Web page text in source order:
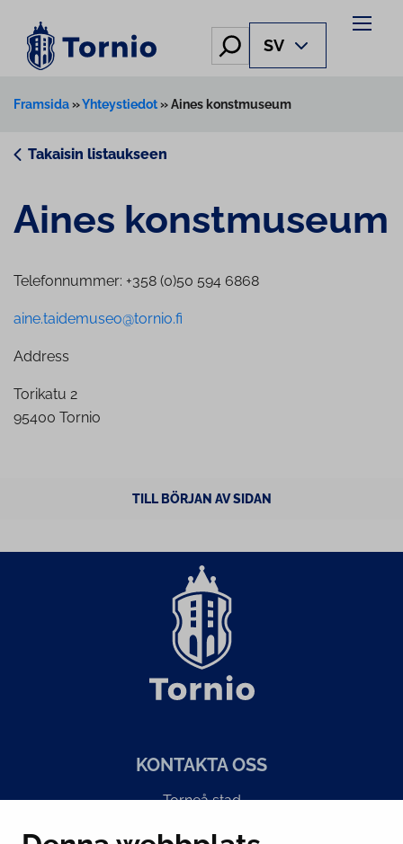
content
Hae SV
Framsida»Yhteystiedot»Aines konstmuseum
Takaisin listaukseen
Aines konstmuseum
Telefonnummer: +358 (0)50 594 6868
aine.taidemuseo@tornio.fi
Address
Torikatu 2
95400 Tornio
TILL BÖRJAN AV SIDAN
KONTAKTA OSS
Torneå stad